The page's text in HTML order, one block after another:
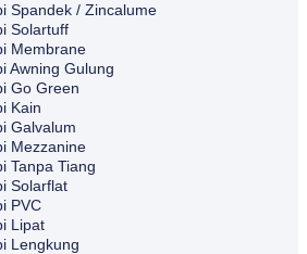
Spandek / Zincalume
Solartuff
Membrane
Awning Gulung
Go Green
Kain
Galvalum
Mezzanine
Tanpa Tiang
Solarflat
PVC
Lipat
Lengkung